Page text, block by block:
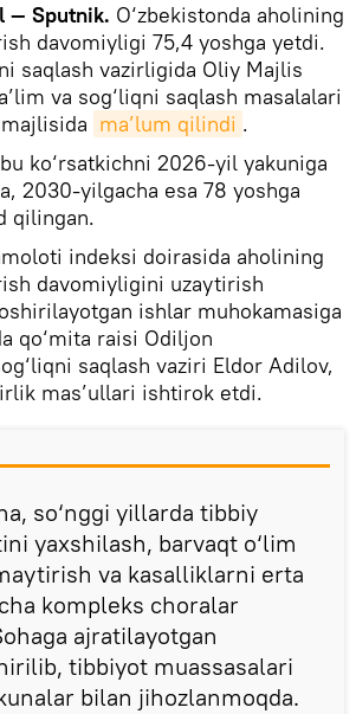
— Sputnik. O‘zbekistonda aholining
davomiyligi 75,4 yoshga yetdi.
saqlash vazirligida Oliy Majlis
va sog‘liqni saqlash masalalari
ma’lum qilindi .
ko‘rsatkichni 2026-yil yakuniga
2030-yilgacha esa 78 yoshga
qilingan.
indeksi doirasida aholining
davomiyligini uzaytirish
ishlar muhokamasiga
qo‘mita raisi Odiljon
saqlash vaziri Eldor Adilov,
mas’ullari ishtirok etdi.
so‘nggi yillarda tibbiy
yaxshilash, barvaqt o‘lim
va kasalliklarni erta
kompleks choralar
ajratilayotgan
tibbiyot muassasalari
bilan jihozlanmoqda.